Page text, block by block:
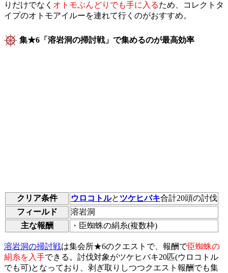
りだけでなく オトモぶんどりでも手に入るため、コレクトタ
イプのオトモアイルーを連れて行くのがおすすめ。
集★6「溶岩洞の掃討戦」で集めるのが最高効率
クリア条件 ウロコトルと ツケヒバキ合計20頭の討伐
フィールド
溶岩洞
主な報酬
・臣蜘蛛の絹糸(複数枠)
溶岩洞の掃討戦は集会所★6のクエストで、報酬で臣蜘蛛の
絹糸を入手できる。討伐対象がツケヒバキ20匹(ウロコトル
でも可)となっており、剥ぎ取りしつつクエスト報酬でも集